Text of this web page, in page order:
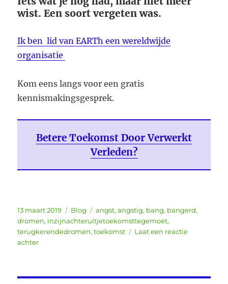
wist. Een soort vergeten was.
Ik ben lid van EARTh een wereldwijde
organisatie
Kom eens langs voor een gratis
kennismakingsgesprek.
Betere Toekomst Door Verwerkt
Verleden?
Geplaatst
op
13 maart 2019 Categorieën
Blog Tags
angst,angstig, bang, bangerd,
dromen, inzijnachteruitjetoekomsttegemoet,
terugkerendedromen,toekomst
Laat een reactie
achterop